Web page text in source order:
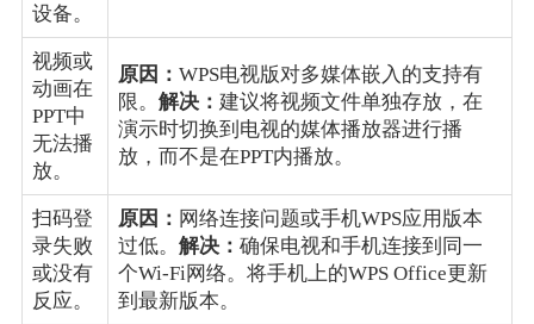
设备。
视频或
动画在
PPT中
无法播
放。
原因： WPS电视版对多媒体嵌入的支持有
限。 解决： 建议将视频文件单独存放，在
演示时切换到电视的媒体播放器进行播
放，而不是在PPT内播放。
扫码登
录失败
或没有
反应。
原因： 网络连接问题或手机WPS应用版本
过低。 解决： 确保电视和手机连接到同一
个Wi-Fi网络。将手机上的WPS Office更新
到最新版本。